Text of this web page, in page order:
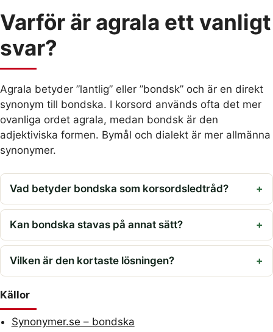
Varför är agrala ett vanligt
svar?
Agrala betyder ”lantlig” eller ”bondsk” och är en direkt
synonym till bondska. I korsord används ofta det mer
ovanliga ordet agrala, medan bondsk är den
adjektiviska formen. Bymål och dialekt är mer allmänna
synonymer.
Vad betyder bondska som korsordsledtråd?
Kan bondska stavas på annat sätt?
Vilken är den kortaste lösningen?
Källor
Synonymer.se – bondska